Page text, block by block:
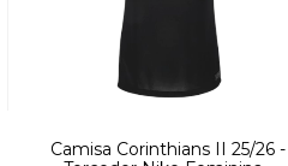
Camisa Corinthians II 25/26 -